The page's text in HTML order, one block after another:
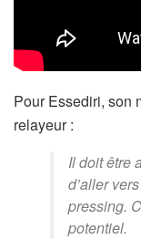
Pour Essediri, son
relayeur :
Il doit être
d’aller
pressing.
potentiel.